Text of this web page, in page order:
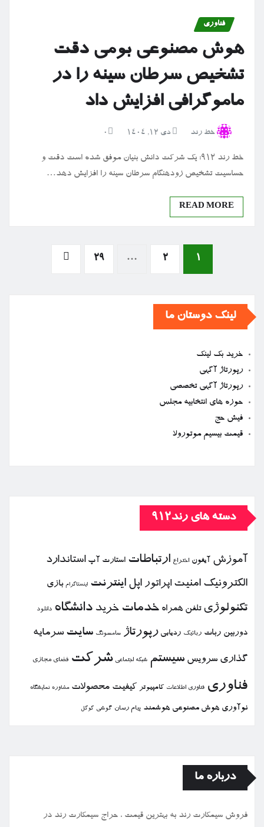
فناوری
هوش مصنوعی بومی دقت
تشخیص سرطان سینه را در
ماموگرافی افزایش داد
خط رند دی ۱۲, ۱۴۰۴ 0
خط رند 912: یک شرکت دانش بنیان موفق شده است دقت و
حساسیت تشخیص زودهنگام سرطان سینه را افزایش دهد…
READ MORE
صفحه‌بندی
1
2
…
29
لینک دوستان ما
خرید بک لینک
رپورتاژ آگهی
رپورتاژ آگهی تخصصی
حوزه های انتخابیه مجلس
فیش حج
قیمت بیسیم موتورولا
دسته های رند912
آموزش آیفون اختراع ارتباطات استارت آپ استاندارد
الكترونیك امنیت اپراتور اپل اینترنت اینستاگرام بازی
تكنولوژی تلفن همراه خدمات خرید دانشگاه دانلود
دوربین ربات رباتیك ردیابی رپورتاژ سامسونگ سایت سرمایه
گذاری سرویس سیستم شبكه اجتماعی شركت فضای مجازی
فناوری فناوری اطلاعات كامپیوتر كیفیت محصولات مشاوره نمایشگاه
نوآوری هوش مصنوعی هوشمند پیام رسان گوشی گوگل
درباره ما
فروش سیمكارت رند به بهترین قیمت ، حراج سیمكارت رند در